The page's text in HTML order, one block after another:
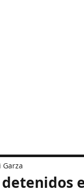
Garza